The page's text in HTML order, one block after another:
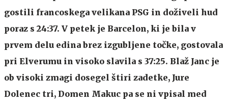
gostili francoskega velikana PSG in doživeli hud
poraz s 24:37. V petek je Barcelon, ki je bila v
prvem delu edina brez izgubljene točke, gostovala
pri Elverumu in visoko slavila s 37:25. Blaž Janc je
ob visoki zmagi dosegel štiri zadetke, Jure
Dolenec tri, Domen Makuc pa se ni vpisal med